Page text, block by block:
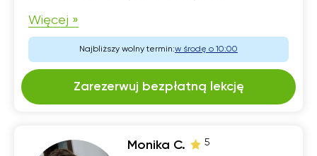
Więcej »
Najbliższy wolny termin:w środę o 10:00
Zarezerwuj bezpłatną lekcję
Monika C. 5